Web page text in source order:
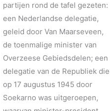
partijen rond de tafel gezeten:
een Nederlandse delegatie,
geleid door Van Maarseveen,
de toenmalige minister van
Overzeese Gebiedsdelen; een
delegatie van de Republiek die
op 17 augustus 1945 door
Soekarno was uitgeroepen,